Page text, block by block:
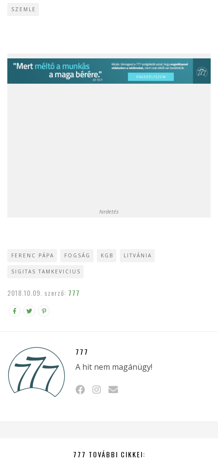
SZEMLE
hirdetés
FERENC PÁPA FOGSÁG KGB LITVÁNIA
SIGITAS TAMKEVICIUS
2018.10.09. szerző: 777
777
A hit nem magánügy!
777 TOVÁBBI CIKKEI: